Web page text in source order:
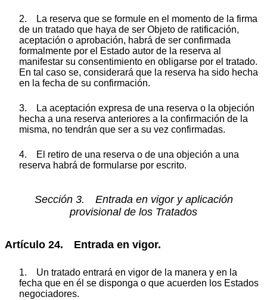
2. La reserva que se formule en el momento de la firma
de un tratado que haya de ser Objeto de ratificación,
aceptación o aprobación, habrá de ser confirmada
formalmente por el Estado autor de la reserva al
manifestar su consentimiento en obligarse por el tratado.
En tal caso se, considerará que la reserva ha sido hecha
en la fecha de su confirmación.
3. La aceptación expresa de una reserva o la objeción
hecha a una reserva anteriores a la confirmación de la
misma, no tendrán que ser a su vez confirmadas.
4. El retiro de una reserva o de una objeción a una
reserva habrá de formularse por escrito.
Sección 3. Entrada en vigor y aplicación
provisional de los Tratados
Artículo 24. Entrada en vigor.
1. Un tratado entrará en vigor de la manera y en la
fecha que en él se disponga o que acuerden los Estados
negociadores.